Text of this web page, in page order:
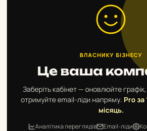
ВЛАСНИКУ БІЗНЕСУ
Це ваша
Заберіть кабінет — оновлюйте
отримуйте email-ліди напряму. Pro
місяць.
Аналітика переглядів Email-ліди